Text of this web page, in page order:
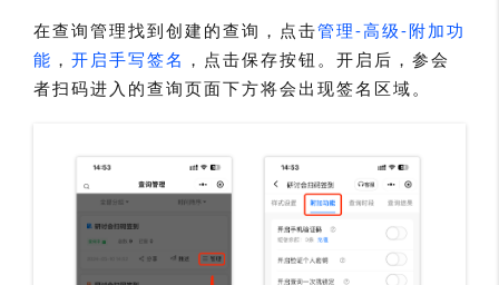
在查询管理找到创建的查询，点击管理-高级-附加功
能 ， 开启手写签名 ，点击保存按钮。开启后，参会
者扫码进入的查询页面下方将会出现签名区域。